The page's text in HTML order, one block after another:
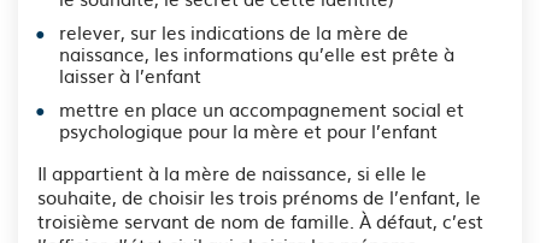
relever, sur les indications de la mère de
naissance, les informations qu’elle est prête à
laisser à l’enfant
mettre en place un accompagnement social et
psychologique pour la mère et pour l’enfant
Il appartient à la mère de naissance, si elle le
souhaite, de choisir les trois prénoms de l’enfant, le
troisième servant de nom de famille. À défaut, c’est